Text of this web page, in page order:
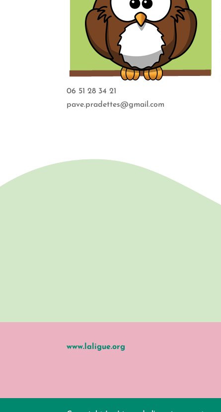
06 51 28 34 21
pave.pradettes@gmail.com
www.laligue.org